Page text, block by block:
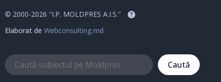
© 2000-2026 "I.P. MOLDPRES A.I.S." ?
Elaborat de Webconsulting.md
Caută